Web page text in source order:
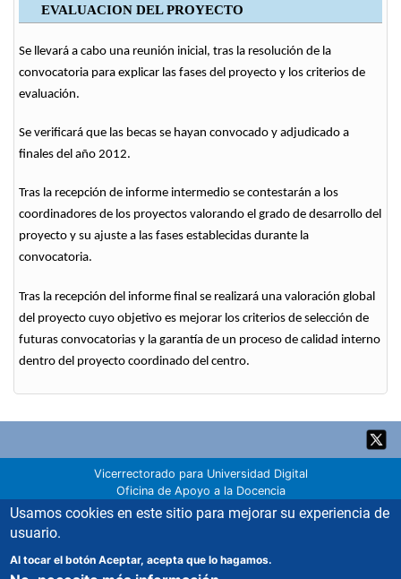
EVALUACION DEL PROYECTO
Se llevará a cabo una reunión inicial, tras la resolución de la
convocatoria para explicar las fases del proyecto y los criterios de
evaluación.
Se verificará que las becas se hayan convocado y adjudicado a
finales del año 2012.
Tras la recepción de informe intermedio se contestarán a los
coordinadores de los proyectos valorando el grado de desarrollo del
proyecto y su ajuste a las fases establecidas durante la
convocatoria.
Tras la recepción del informe final se realizará una valoración global
del proyecto cuyo objetivo es mejorar los criterios de selección de
futuras convocatorias y la garantía de un proceso de calidad interno
dentro del proyecto coordinado del centro.
Vicerrectorado para Universidad Digital
Oficina de Apoyo a la Docencia
Servicio de Innovación Educativa
Universidad Politécnica de Madrid
innovacion.educativa@upm.es
91 067 00 22
Usamos cookies en este sitio para mejorar su experiencia de
usuario.
Al tocar el botón Aceptar, acepta que lo hagamos.